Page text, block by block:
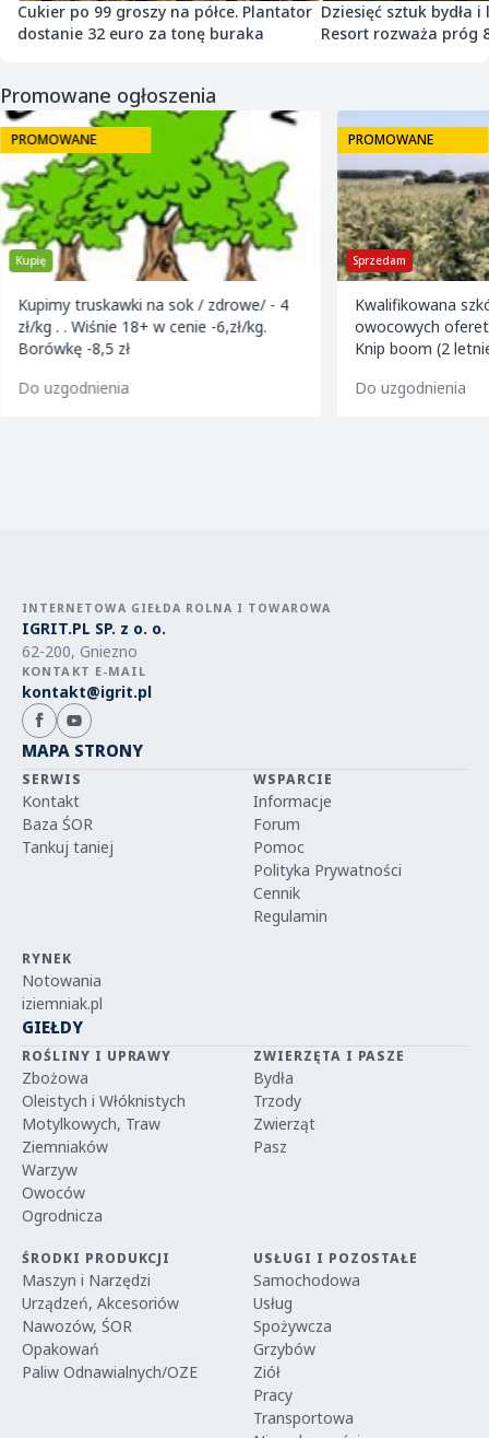
Cukier po 99 groszy na półce. Plantator
dostanie 32 euro za tonę buraka
Dziesięć sztuk bydła
Resort rozważa próg
Promowane ogłoszenia
Kupię
PROMOWANE
Kupimy truskawki na sok / zdrowe/ - 4
zł/kg . . Wiśnie 18+ w cenie -6,zł/kg.
Borówkę -8,5 zł
Do uzgodnienia
Sprzedam
PROMOWANE
Kwalifikowana
owocowych
Knip boom (2
m9 -paulared m9/
Do uzgodnienia
INTERNETOWA GIEŁDA ROLNA I TOWAROWA
IGRIT.PL SP. z o. o.
62-200, Gniezno
KONTAKT E-MAIL
kontakt@igrit.pl
MAPA STRONY
SERWIS
Kontakt
Baza ŚOR
Tankuj taniej
WSPARCIE
Informacje
Forum
Pomoc
Polityka Prywatności
Cennik
Regulamin
RYNEK
Notowania
iziemniak.pl
GIEŁDY
ROŚLINY I UPRAWY
Zbożowa
Oleistych i Włóknistych
Motylkowych, Traw
Ziemniaków
Warzyw
Owoców
Ogrodnicza
ZWIERZĘTA I PASZE
Bydła
Trzody
Zwierząt
Pasz
ŚRODKI PRODUKCJI
Maszyn i Narzędzi
Urządzeń, Akcesoriów
Nawozów, ŚOR
Opakowań
Paliw Odnawialnych/OZE
USŁUGI I POZOSTAŁE
Samochodowa
Usług
Spożywcza
Grzybów
Ziół
Pracy
Transportowa